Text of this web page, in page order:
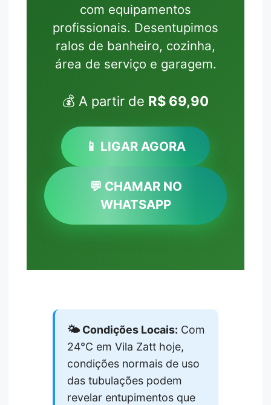
com equipamentos
profissionais. Desentupimos
ralos de banheiro, cozinha,
área de serviço e garagem.
💰 A partir de R$ 69,90
📱 LIGAR AGORA
💬 CHAMAR NO
WHATSAPP
🌤️ Condições Locais: Com
24°C em Vila Zatt hoje,
condições normais de uso
das tubulações podem
revelar entupimentos que